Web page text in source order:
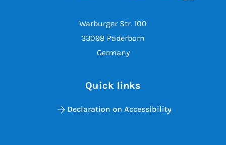
Warburger Str. 100
33098 Paderborn
Germany
Quick links
Declaration on Accessibility